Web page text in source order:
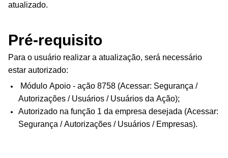
atualizado.
Pré-requisito
Para o usuário realizar a atualização, será necessário
estar autorizado:
Módulo Apoio - ação 8758 (Acessar: Segurança /
Autorizações / Usuários / Usuários da Ação);
Autorizado na função 1 da empresa desejada (Acessar:
Segurança / Autorizações / Usuários / Empresas).